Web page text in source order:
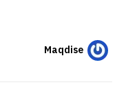
Maqdise